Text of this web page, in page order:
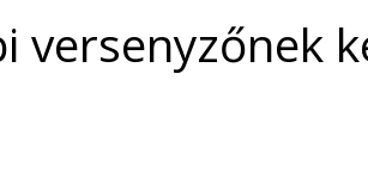
versenyzőnek